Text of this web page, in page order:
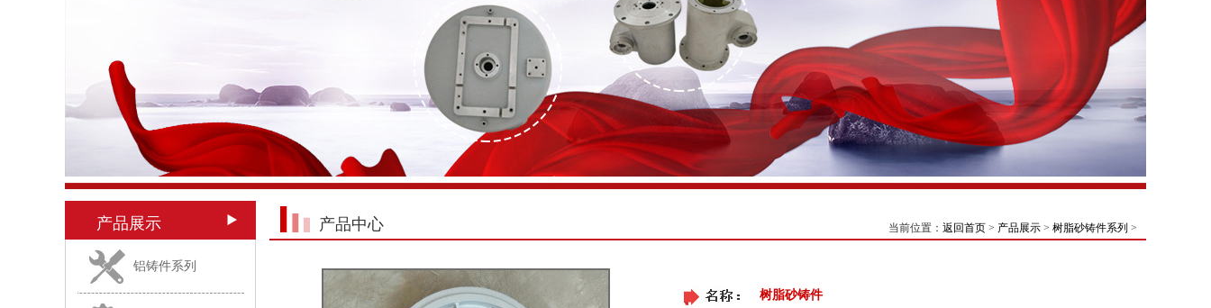
产品展示
铝铸件系列
当前位置： 返回首页 > 产品展示 > 树脂砂铸件系列 >
产品中心
树脂砂铸件